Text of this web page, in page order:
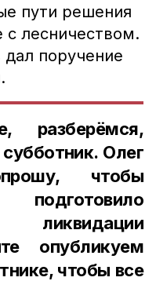
пути решения
лесничеством.
поручение
разберёмся,
Олег
чтобы
ликвидации
опубликуем
чтобы все